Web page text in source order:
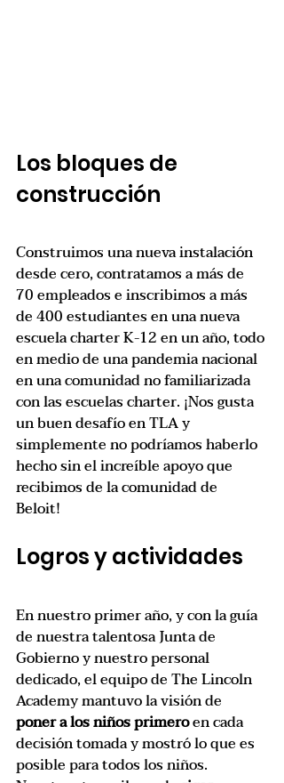
Los bloques de
construcción
Construimos una nueva instalación
desde cero, contratamos a más de
70 empleados e inscribimos a más
de 400 estudiantes en una nueva
escuela charter K-12 en un año, todo
en medio de una pandemia nacional
en una comunidad no familiarizada
con las escuelas charter. ¡Nos gusta
un buen desafío en TLA y
simplemente no podríamos haberlo
hecho sin el increíble apoyo que
recibimos de la comunidad de
Beloit!
Logros y actividades
En nuestro primer año, y con la guía
de nuestra talentosa Junta de
Gobierno y nuestro personal
dedicado, el equipo de The Lincoln
Academy mantuvo la visión de
poner a los niños primero en cada
decisión tomada y mostró lo que es
posible para todos los niños.